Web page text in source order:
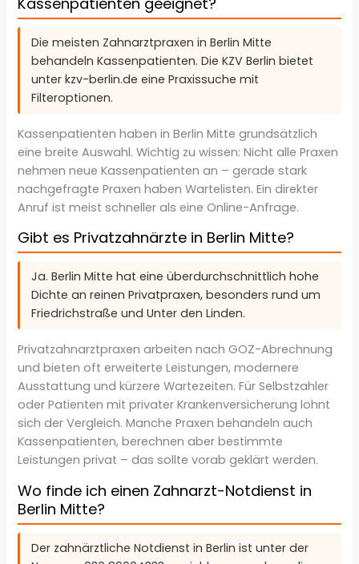
Die meisten Zahnarztpraxen in Berlin Mitte
behandeln Kassenpatienten. Die KZV Berlin bietet
unter kzv-berlin.de eine Praxissuche mit
Filteroptionen.
Kassenpatienten haben in Berlin Mitte grundsätzlich
eine breite Auswahl. Wichtig zu wissen: Nicht alle Praxen
nehmen neue Kassenpatienten an – gerade stark
nachgefragte Praxen haben Wartelisten. Ein direkter
Anruf ist meist schneller als eine Online-Anfrage.
Gibt es Privatzahnärzte in Berlin Mitte?
Ja. Berlin Mitte hat eine überdurchschnittlich hohe
Dichte an reinen Privatpraxen, besonders rund um
Friedrichstraße und Unter den Linden.
Privatzahnarztpraxen arbeiten nach GOZ-Abrechnung
und bieten oft erweiterte Leistungen, modernere
Ausstattung und kürzere Wartezeiten. Für Selbstzahler
oder Patienten mit privater Krankenversicherung lohnt
sich der Vergleich. Manche Praxen behandeln auch
Kassenpatienten, berechnen aber bestimmte
Leistungen privat – das sollte vorab geklärt werden.
Wo finde ich einen Zahnarzt-Notdienst in
Berlin Mitte?
Der zahnärztliche Notdienst in Berlin ist unter der